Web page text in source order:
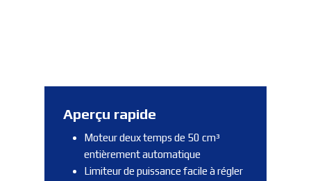
Aperçu rapide
Moteur deux temps de 50 cm³
entièrement automatique
Limiteur de puissance facile à régler